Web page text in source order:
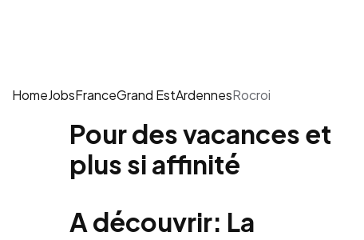
HomeJobsFranceGrand EstArdennesRocroi
Pour des vacances et
plus si affinité
A découvrir: La